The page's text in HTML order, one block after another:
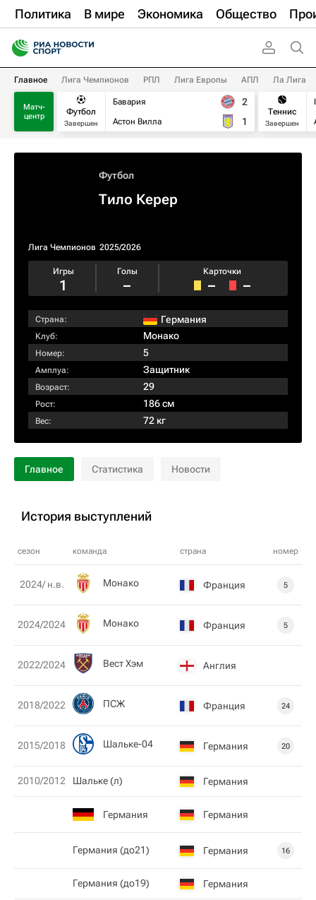
Политика В мире Экономика Общество
Главное Лига Чемпионов РПЛ Лига Европы АПЛ Ла Лига
Матч-
центр
Футбол
Завершен
Бавария
Астон Вилла
2
1
Теннис
Завершен
Футбол
Тило Керер
Лига Чемпионов 2025/2026
Игры
1
Голы
–
Карточки
– –
Страна: Германия
Клуб: Монако
Номер: 5
Амплуа: Защитник
Возраст: 29
Рост: 186 см
Вес: 72 кг
Главное Статистика Новости
История выступлений
сезон команда страна номер
2024/ н.в. Монако Франция 5
2024/2024 Монако Франция 5
2022/2024 Вест Хэм Англия
2018/2022 ПСЖ Франция 24
2015/2018 Шальке-04 Германия 20
2010/2012 Шальке (л) Германия
Германия Германия
Германия (до21) Германия 16
Германия (до19) Германия